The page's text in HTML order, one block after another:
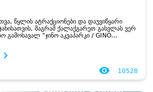
წყლის ატრაქციონები და დაუვიწყარი
მაგრამ ქალაქგარეთ გასვლას ვერ
გამოსავალ "ჯინო აკვაპარკი / GINO
10528